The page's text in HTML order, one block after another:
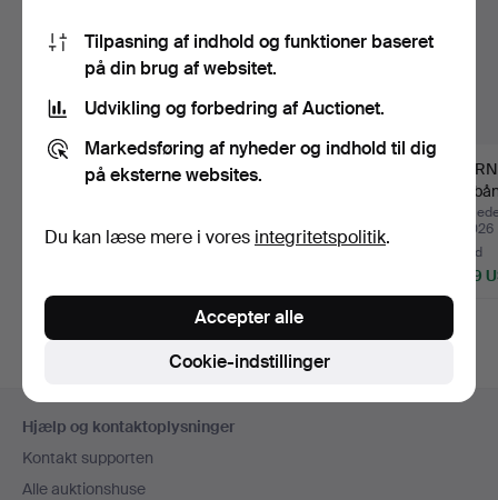
WIWEN NILSSON.
Armbånd, sterlingsølv,
aug 2026
Udvalgt
genstand
ARMBÅND. 18K guld.
aug 2026
18K
jul 2026
16 bud
2.319
Sidefodsnavigation
Hjælp og kontaktoplysninger
Kontakt supporten
Alle auktionshuse
Tilpasning af indhold og funktioner baseret
på din brug af websitet.
Udvikling og forbedring af Auctionet.
Markedsføring af nyheder og indhold til dig
på eksterne websites.
Du kan læse mere i vores integritetspolitik.
Cookie-indstillinger
Accepter alle